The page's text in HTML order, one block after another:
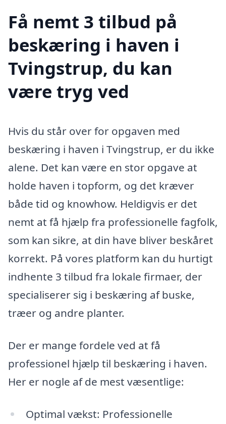
Få nemt 3 tilbud på
beskæring i haven i
Tvingstrup, du kan
være tryg ved
Hvis du står over for opgaven med
beskæring i haven i Tvingstrup, er du ikke
alene. Det kan være en stor opgave at
holde haven i topform, og det kræver
både tid og knowhow. Heldigvis er det
nemt at få hjælp fra professionelle fagfolk,
som kan sikre, at din have bliver beskåret
korrekt. På vores platform kan du hurtigt
indhente 3 tilbud fra lokale firmaer, der
specialiserer sig i beskæring af buske,
træer og andre planter.
Der er mange fordele ved at få
professionel hjælp til beskæring i haven.
Her er nogle af de mest væsentlige:
Optimal vækst: Professionelle